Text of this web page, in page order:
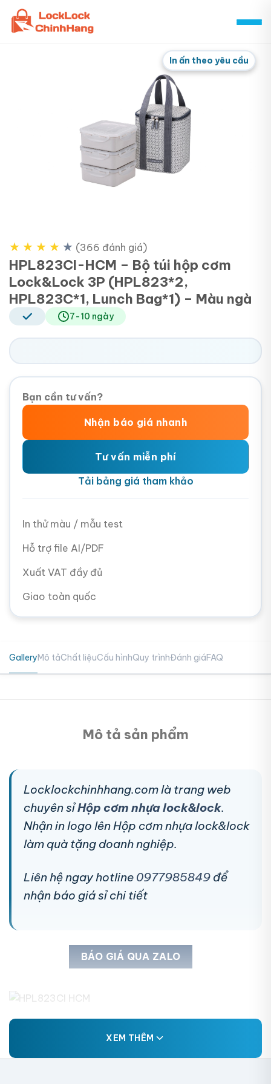
Skip
content
In ấn theo yêu cầu
★ ★ ★ ★ ★ (366 đánh giá)
HPL823CI-HCM – Bộ túi hộp cơm
Lock&Lock 3P (HPL823*2,
HPL823C*1, Lunch Bag*1) – Màu ngà
7-10 ngày
Bạn cần tư vấn?
Nhận báo giá nhanh
Tư vấn miễn phí
Tải bảng giá tham khảo
In thử màu / mẫu test
Hỗ trợ file AI/PDF
Xuất VAT đầy đủ
Giao toàn quốc
GalleryMô tảChất liệuCấu hìnhQuy trìnhĐánh giáFAQ
Mô tả sản phẩm
Locklockchinhhang.com là trang web
chuyên sỉHộp cơm nhựa lock&lock.
Nhận in logo lên Hộp cơm nhựa lock&lock
làm quà tặng doanh nghiệp.
Liên hệ ngay hotline 0977985849 để
nhận báo giá sỉ chi tiết
BÁO GIÁ QUA ZALO
XEM THÊM